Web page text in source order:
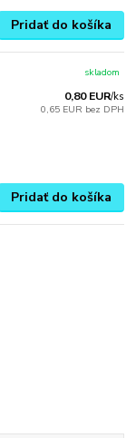
Pridať do košíka
0,80 EUR/ks
0,65 EUR bez DPH
skladom
Pridať do košíka